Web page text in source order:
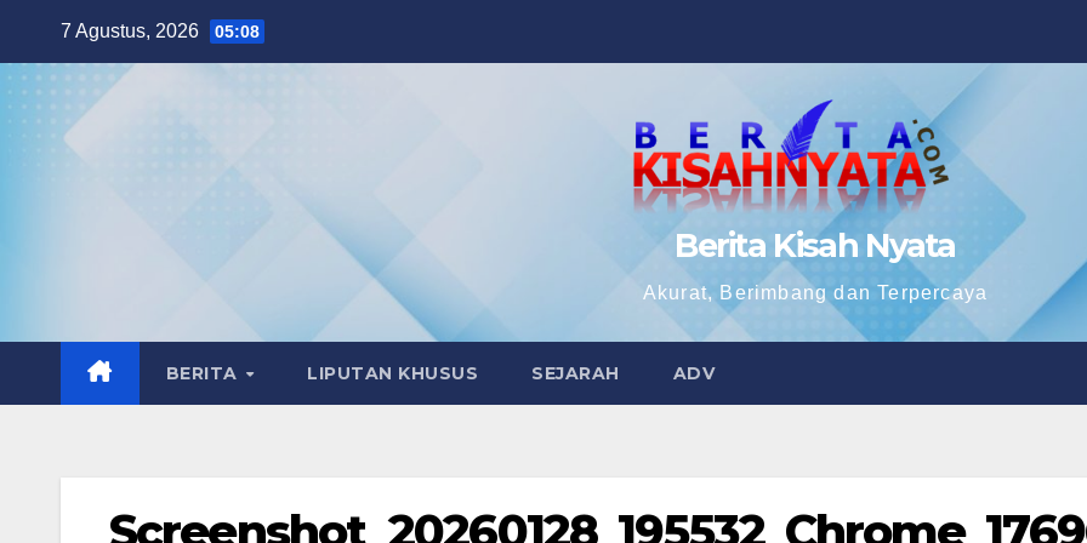
content
7 Agustus, 2026 05:08
Berita Kisah Nyata
Akurat, Berimbang dan Terpercaya
BERITA LIPUTAN KHUSUS SEJARAH ADV